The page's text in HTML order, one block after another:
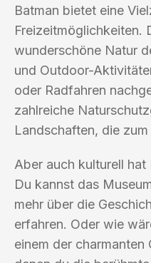
Batman bietet eine
Freizeitmöglichkeiten.
wunderschöne Natur
und Outdoor-
oder Radfahren
zahlreiche
Landschaften, die
Aber auch kulturell hat
Du kannst das
mehr über die
erfahren. Oder wie
einem der charmanten